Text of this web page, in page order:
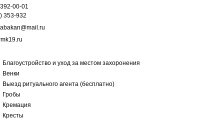
00-01
353-932
Благоустройство и уход за местом захоронения
Венки
Выезд ритуального агента (бесплатно)
Гробы
Кремация
Кресты